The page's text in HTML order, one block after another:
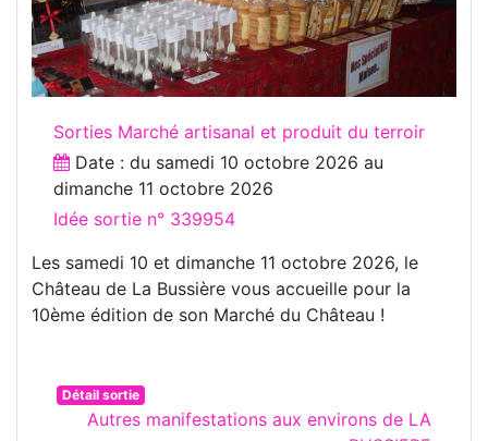
Sorties Marché artisanal et produit du terroir
Date : du samedi 10 octobre 2026 au
dimanche 11 octobre 2026
Idée sortie n° 339954
Les samedi 10 et dimanche 11 octobre 2026, le
Château de La Bussière vous accueille pour la
10ème édition de son Marché du Château !
Détail sortie
Autres manifestations aux environs de LA